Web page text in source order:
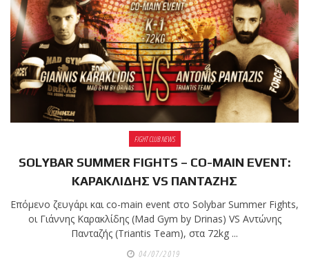
FIGHT CLUB NEWS
SOLYBAR SUMMER FIGHTS – CO-MAIN EVENT:
ΚΑΡΑΚΛΙΔΗΣ VS ΠΑΝΤΑΖΗΣ
Επόμενο ζευγάρι και co-main event στο Solybar Summer Fights,
οι Γιάννης Καρακλίδης (Mad Gym by Drinas) VS Αντώνης
Πανταζής (Triantis Team), στα 72kg ...
04/07/2019